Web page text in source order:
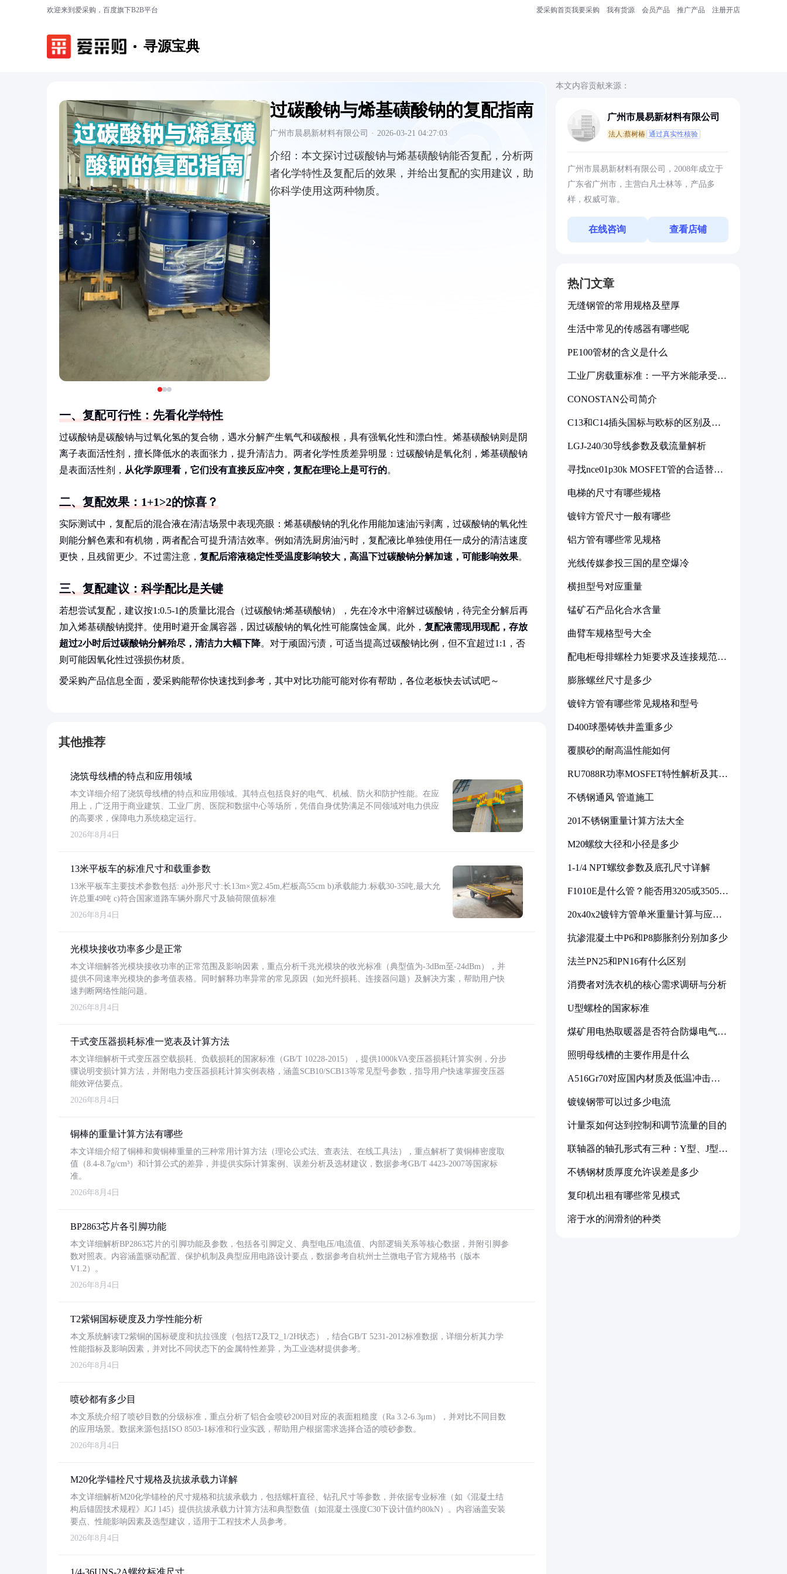
欢迎来到爱采购，百度旗下B2B平台 爱采购首页我要采购 我有货源 会员产品 推广产品 注册开店
寻源宝典
‹ ›
过碳酸钠与烯基磺酸钠的复配指南
广州市晨易新材料有限公司 · 2026-03-21 04:27:03
介绍： 本文探讨过碳酸钠与烯基磺酸钠能否复配，分析两
者化学特性及复配后的效果，并给出复配的实用建议，助
你科学使用这两种物质。
一、复配可行性：先看化学特性
过碳酸钠是碳酸钠与过氧化氢的复合物，遇水分解产生氧气和碳酸根，具有强氧化性和漂白性。烯基磺酸钠则是阴
离子表面活性剂，擅长降低水的表面张力，提升清洁力。两者化学性质差异明显：过碳酸钠是氧化剂，烯基磺酸钠
是表面活性剂， 从化学原理看，它们没有直接反应冲突，复配在理论上是可行的。
二、复配效果：1+1>2的惊喜？
实际测试中，复配后的混合液在清洁场景中表现亮眼：烯基磺酸钠的乳化作用能加速油污剥离，过碳酸钠的氧化性
则能分解色素和有机物，两者配合可提升清洁效率。例如清洗厨房油污时，复配液比单独使用任一成分的清洁速度
更快，且残留更少。不过需注意， 复配后溶液稳定性受温度影响较大，高温下过碳酸钠分解加速，可能影响效果。
三、复配建议：科学配比是关键
若想尝试复配，建议按1:0.5-1的质量比混合（过碳酸钠:烯基磺酸钠），先在冷水中溶解过碳酸钠，待完全分解后再
加入烯基磺酸钠搅拌。使用时避开金属容器，因过碳酸钠的氧化性可能腐蚀金属。此外， 复配液需现用现配，存放
超过2小时后过碳酸钠分解殆尽，清洁力大幅下降。对于顽固污渍，可适当提高过碳酸钠比例，但不宜超过1:1，否
则可能因氧化性过强损伤材质。
爱采购产品信息全面，爱采购能帮你快速找到参考，其中对比功能可能对你有帮助，各位老板快去试试吧～
其他推荐
浇筑母线槽的特点和应用领域
本文详细介绍了浇筑母线槽的特点和应用领域。其特点包括良好的电气、机械、防火和防护性能。在应
用上，广泛用于商业建筑、工业厂房、医院和数据中心等场所，凭借自身优势满足不同领域对电力供应
的高要求，保障电力系统稳定运行。
2026年8月4日
13米平板车的标准尺寸和载重参数
13米平板车主要技术参数包括: a)外形尺寸:长13m×宽2.45m,栏板高55cm b)承载能力:标载30-35吨,最大允
许总重49吨 c)符合国家道路车辆外廓尺寸及轴荷限值标准
2026年8月4日
光模块接收功率多少是正常
本文详细解答光模块接收功率的正常范围及影响因素，重点分析千兆光模块的收光标准（典型值为-3dBm至-24dBm），并
提供不同速率光模块的参考值表格。同时解释功率异常的常见原因（如光纤损耗、连接器问题）及解决方案，帮助用户快
速判断网络性能问题。
2026年8月4日
干式变压器损耗标准一览表及计算方法
本文详细解析干式变压器空载损耗、负载损耗的国家标准（GB/T 10228-2015），提供1000kVA变压器损耗计算实例，分步
骤说明变损计算方法，并附电力变压器损耗计算实例表格，涵盖SCB10/SCB13等常见型号参数，指导用户快速掌握变压器
能效评估要点。
2026年8月4日
铜棒的重量计算方法有哪些
本文详细介绍了铜棒和黄铜棒重量的三种常用计算方法（理论公式法、查表法、在线工具法），重点解析了黄铜棒密度取
值（8.4-8.7g/cm³）和计算公式的差异，并提供实际计算案例、误差分析及选材建议，数据参考GB/T 4423-2007等国家标
准。
2026年8月4日
BP2863芯片各引脚功能
本文详细解析BP2863芯片的引脚功能及参数，包括各引脚定义、典型电压/电流值、内部逻辑关系等核心数据，并附引脚参
数对照表。内容涵盖驱动配置、保护机制及典型应用电路设计要点，数据参考自杭州士兰微电子官方规格书（版本
V1.2）。
2026年8月4日
T2紫铜国标硬度及力学性能分析
本文系统解读T2紫铜的国标硬度和抗拉强度（包括T2及T2_1/2H状态），结合GB/T 5231-2012标准数据，详细分析其力学
性能指标及影响因素，并对比不同状态下的金属特性差异，为工业选材提供参考。
2026年8月4日
喷砂都有多少目
本文系统介绍了喷砂目数的分级标准，重点分析了铝合金喷砂200目对应的表面粗糙度（Ra 3.2-6.3μm），并对比不同目数
的应用场景。数据来源包括ISO 8503-1标准和行业实践，帮助用户根据需求选择合适的喷砂参数。
2026年8月4日
M20化学锚栓尺寸规格及抗拔承载力详解
本文详细解析M20化学锚栓的尺寸规格和抗拔承载力，包括螺杆直径、钻孔尺寸等参数，并依据专业标准（如《混凝土结
构后锚固技术规程》JGJ 145）提供抗拔承载力计算方法和典型数值（如混凝土强度C30下设计值约80kN）。内容涵盖安装
要点、性能影响因素及选型建议，适用于工程技术人员参考。
2026年8月4日
1/4-36UNS-2A螺纹标准尺寸
本文内容贡献来源：
广州市晨易新材料有限公司
法人:蔡树椿 通过真实性核验
广州市晨易新材料有限公司，2008年成立于
广东省广州市，主营白凡士林等，产品多
样，权威可靠。
在线咨询 查看店铺
热门文章
无缝钢管的常用规格及壁厚
生活中常见的传感器有哪些呢
PE100管材的含义是什么
工业厂房载重标准：一平方米能承受多
CONOSTAN公司简介
C13和C14插头国标与欧标的区别及其
LGJ-240/30导线参数及载流量解析
寻找nce01p30k MOSFET管的合适替代
电梯的尺寸有哪些规格
镀锌方管尺寸一般有哪些
铝方管有哪些常见规格
光线传媒参投三国的星空爆冷
横担型号对应重量
锰矿石产品化合水含量
曲臂车规格型号大全
配电柜母排螺栓力矩要求及连接规范详
膨胀螺丝尺寸是多少
镀锌方管有哪些常见规格和型号
D400球墨铸铁井盖重多少
覆膜砂的耐高温性能如何
RU7088R功率MOSFET特性解析及其在
不锈钢通风 管道施工
201不锈钢重量计算方法大全
M20螺纹大径和小径是多少
1-1/4 NPT螺纹参数及底孔尺寸详解
F1010E是什么管？能否用3205或3505代
20x40x2镀锌方管单米重量计算与应用
抗渗混凝土中P6和P8膨胀剂分别加多少
法兰PN25和PN16有什么区别
消费者对洗衣机的核心需求调研与分析
U型螺栓的国家标准
煤矿用电热取暖器是否符合防爆电气设
照明母线槽的主要作用是什么
A516Gr70对应国内材质及低温冲击要
镀镍钢带可以过多少电流
计量泵如何达到控制和调节流量的目的
联轴器的轴孔形式有三种：Y型、J型、
不锈钢材质厚度允许误差是多少
复印机出租有哪些常见模式
溶于水的润滑剂的种类